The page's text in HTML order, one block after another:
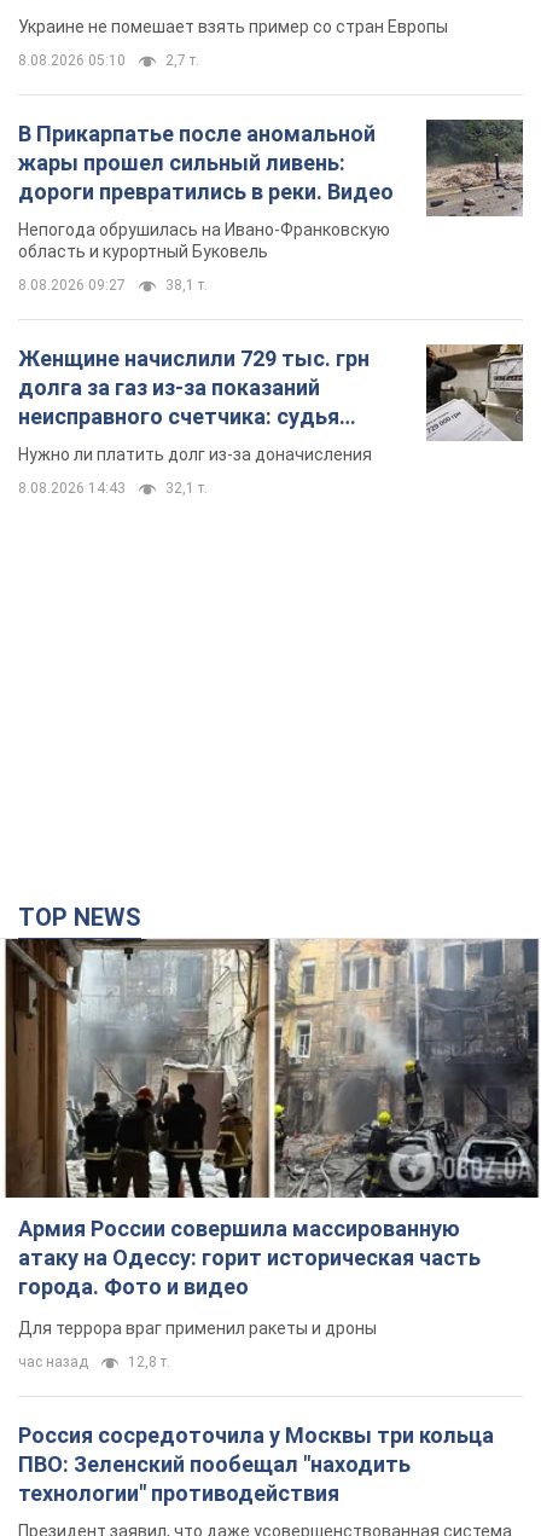
Украине не помешает взять пример со стран Европы
8.08.2026 05:10 2,7 т.
В Прикарпатье после аномальной
жары прошел сильный ливень:
дороги превратились в реки. Видео
Непогода обрушилась на Ивано-Франковскую
область и курортный Буковель
8.08.2026 09:27 38,1 т.
Женщине начислили 729 тыс. грн
долга за газ из-за показаний
неисправного счетчика: судья
вынес неожиданное решение
Нужно ли платить долг из-за доначисления
8.08.2026 14:43 32,1 т.
TOP NEWS
Армия России совершила массированную
атаку на Одессу: горит историческая часть
города. Фото и видео
Для террора враг применил ракеты и дроны
час назад 12,8 т.
Россия сосредоточила у Москвы три кольца
ПВО: Зеленский пообещал "находить
технологии" противодействия
Президент заявил, что даже усовершенствованная система